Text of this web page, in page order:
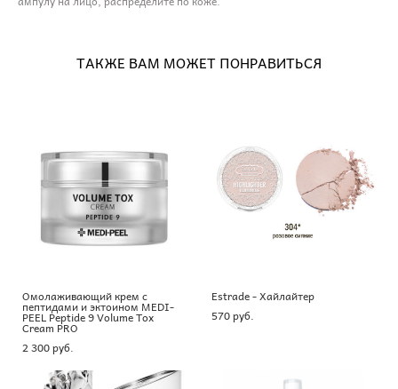
ТАКЖЕ ВАМ МОЖЕТ ПОНРАВИТЬСЯ
Омолаживающий крем с
пептидами и эктоином MEDI-
PEEL Peptide 9 Volume Tox
Cream PRO
2 300 pуб.
Estrade - Хайлайтер
570 pуб.